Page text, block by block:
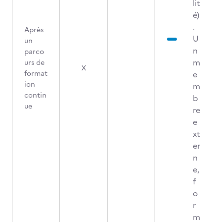
Après
un
parco
urs de
format
ion
contin
ue
X
lit
é)
.
U
n
m
e
m
b
re
e
xt
er
n
e,
f
o
r
m